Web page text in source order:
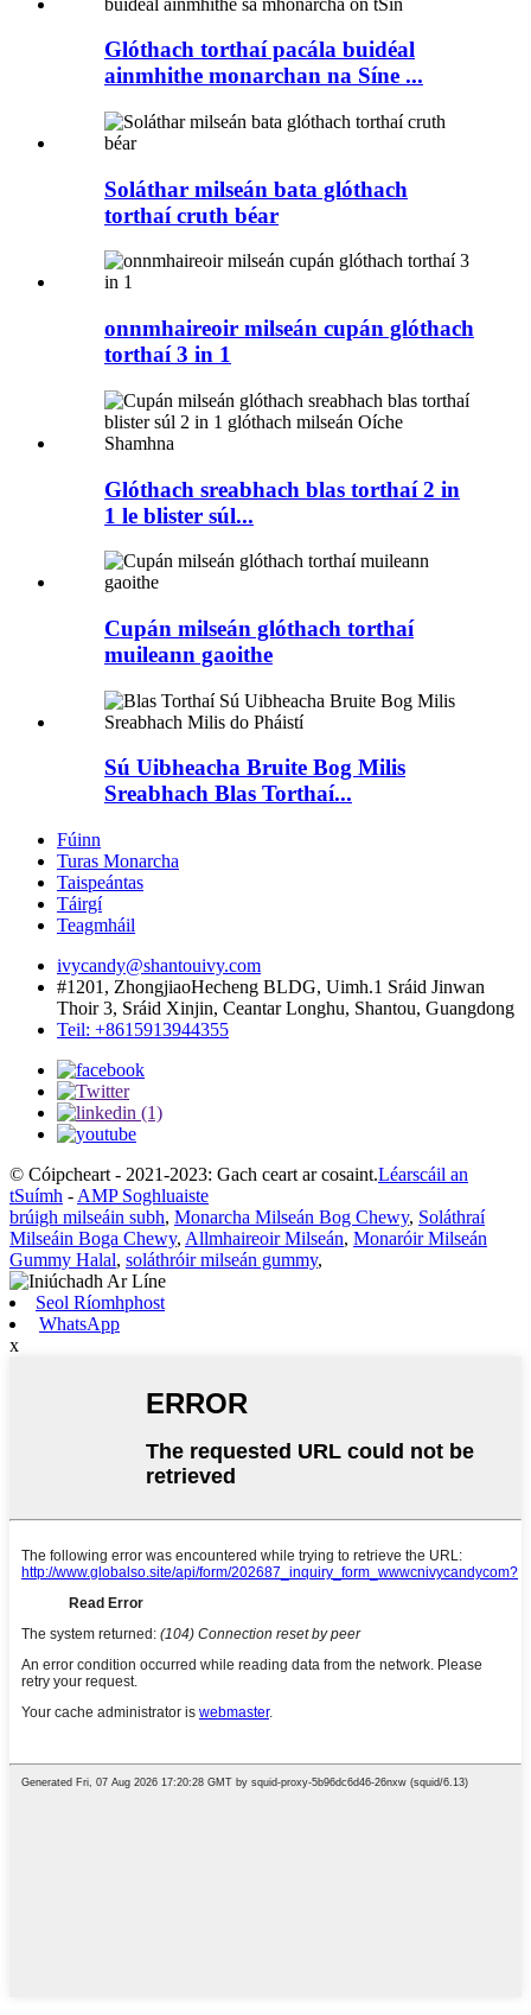
Glóthach torthaí pacála buidéal
ainmhithe monarchan na Síne ...
Soláthar milseán bata glóthach
torthaí cruth béar
onnmhaireoir milseán cupán glóthach
torthaí 3 in 1
Glóthach sreabhach blas torthaí 2 in
1 le blister súl...
Cupán milseán glóthach torthaí
muileann gaoithe
Sú Uibheacha Bruite Bog Milis
Sreabhach Blas Torthaí...
Fúinn
Turas Monarcha
Taispeántas
Táirgí
Teagmháil
ivycandy@shantouivy.com
#1201, ZhongjiaoHecheng BLDG, Uimh.1 Sráid Jinwan
Thoir 3, Sráid Xinjin, Ceantar Longhu, Shantou, Guangdong
Teil: +8615913944355
© Cóipcheart - 2021-2023: Gach ceart ar cosaint.Léarscáil an
tSuímh - AMP Soghluaiste
brúigh milseáin subh, Monarcha Milseán Bog Chewy, Soláthraí
Milseáin Boga Chewy, Allmhaireoir Milseán, Monaróir Milseán
Gummy Halal, soláthróir milseán gummy,
Seol Ríomhphost
WhatsApp
x